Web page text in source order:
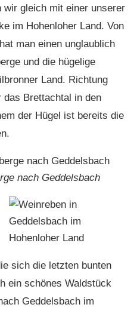
wir gleich mit einer unserer
im Hohenloher Land. Von
man einen unglaublich
und die hügelige
Land. Richtung
das Brettachtal in den
der Hügel ist bereits die
nach Geddelsbach
sich die letzten bunten
ein schönes Waldstück
Geddelsbach im